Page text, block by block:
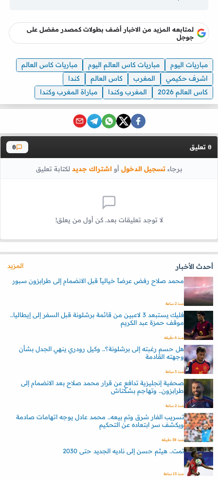
لمتابعه المزيد من الاخبار أضف بطولات كمصدر مفضل على
جوجل
مباريات اليوم مباريات كاس العالم اليوم
مباريات كاس العالم
اشرف حكيمي
المغرب كاس العالم
كندا
كاس العالم 2026
المغرب وكندا مباراة المغرب وكندا
0 تعليق 0
برجاءتسجيل الدخول أواشتراك جديد لكتابة تعليق
لا توجد تعليقات بعد. كن أول من يعلق!
أحدث الأخبار
المزيد
محمد صلاح رفض عرضاً خيالياً قبل الانضمام إلى طرابزون سبور
منذ 2 ساعة
فليك يستبعد 3 لاعبين من قائمة برشلونة قبل السفر إلى إيطاليا..
موقف حمزة عبد الكريم
منذ 6 دقيقه
هل حسم رغبته إلى برشلونة؟.. وكيل رودري ينهي الجدل بشأن
وجهته القادمة
منذ 3 ساعة
صحفية إنجليزية تدافع عن قرار محمد صلاح بعد الانضمام إلى
طرابزون.. وتهاجم بشكتاش
منذ 2 ساعة
تسريب الفار سُرق وتم بيعه.. محمد عادل يوجه اتهامات صادمة
ويكشف سر ابتعاده عن التحكيم
منذ 38 دقيقه
تمت.. هيثم حسن إلى ناديه الجديد حتى 2030
منذ 13 ساعة